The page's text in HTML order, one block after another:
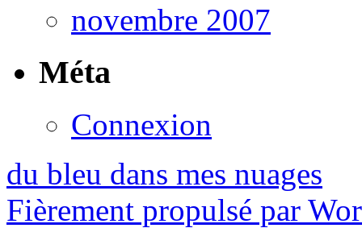
novembre 2007
Méta
Connexion
du bleu dans mes nuages
Fièrement propulsé par